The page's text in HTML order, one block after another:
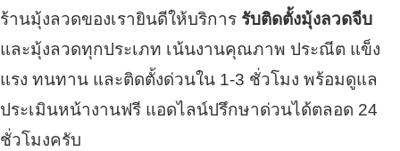
ร้านมุ้งลวดของเรายินดีให้บริการ รับติดตั้งมุ้งลวดจีบ
และมุ้งลวดทุกประเภท เน้นงานคุณภาพ ประณีต แข็ง
แรง ทนทาน และติดตั้งด่วนใน 1-3 ชั่วโมง พร้อมดูแล
ประเมินหน้างานฟรี แอดไลน์ปรึกษาด่วนได้ตลอด 24
ชั่วโมงครับ